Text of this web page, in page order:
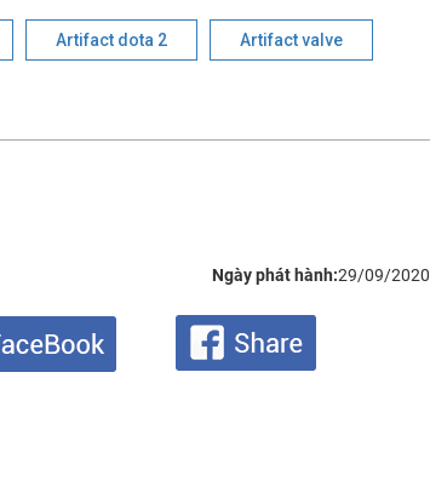
Artifact dota 2 Artifact valve
Ngày phát hành:29/09/2020